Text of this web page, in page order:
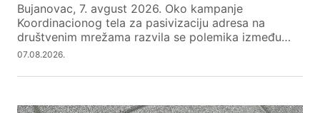
Bujanovac, 7. avgust 2026. Oko kampanje
Koordinacionog tela za pasivizaciju adresa na
društvenim mrežama razvila se polemika između…
07.08.2026.